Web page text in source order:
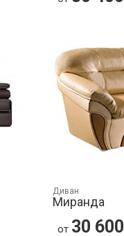
Диван
Миранда
от 30 600